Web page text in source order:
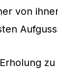
von